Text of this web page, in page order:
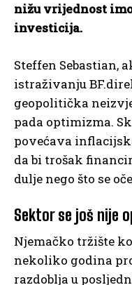
nižu vrijednost
investicija.
Steffen Sebastian,
istraživanju
geopolitička
pada optimizma.
povećava
da bi trošak
dulje nego što se
Sektor se još nije
Njemačko tržište
nekoliko godina
razdoblja u